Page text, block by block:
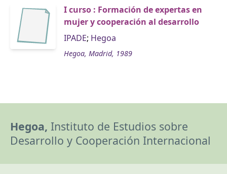
I curso : Formación de expertas en
mujer y cooperación al desarrollo
IPADE; Hegoa
Hegoa, Madrid, 1989
Hegoa, Instituto de Estudios sobre
Desarrollo y Cooperación Internacional